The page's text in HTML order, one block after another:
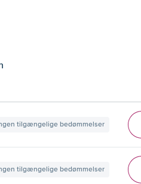
tilgængelige bedømmelser
tilgængelige bedømmelser